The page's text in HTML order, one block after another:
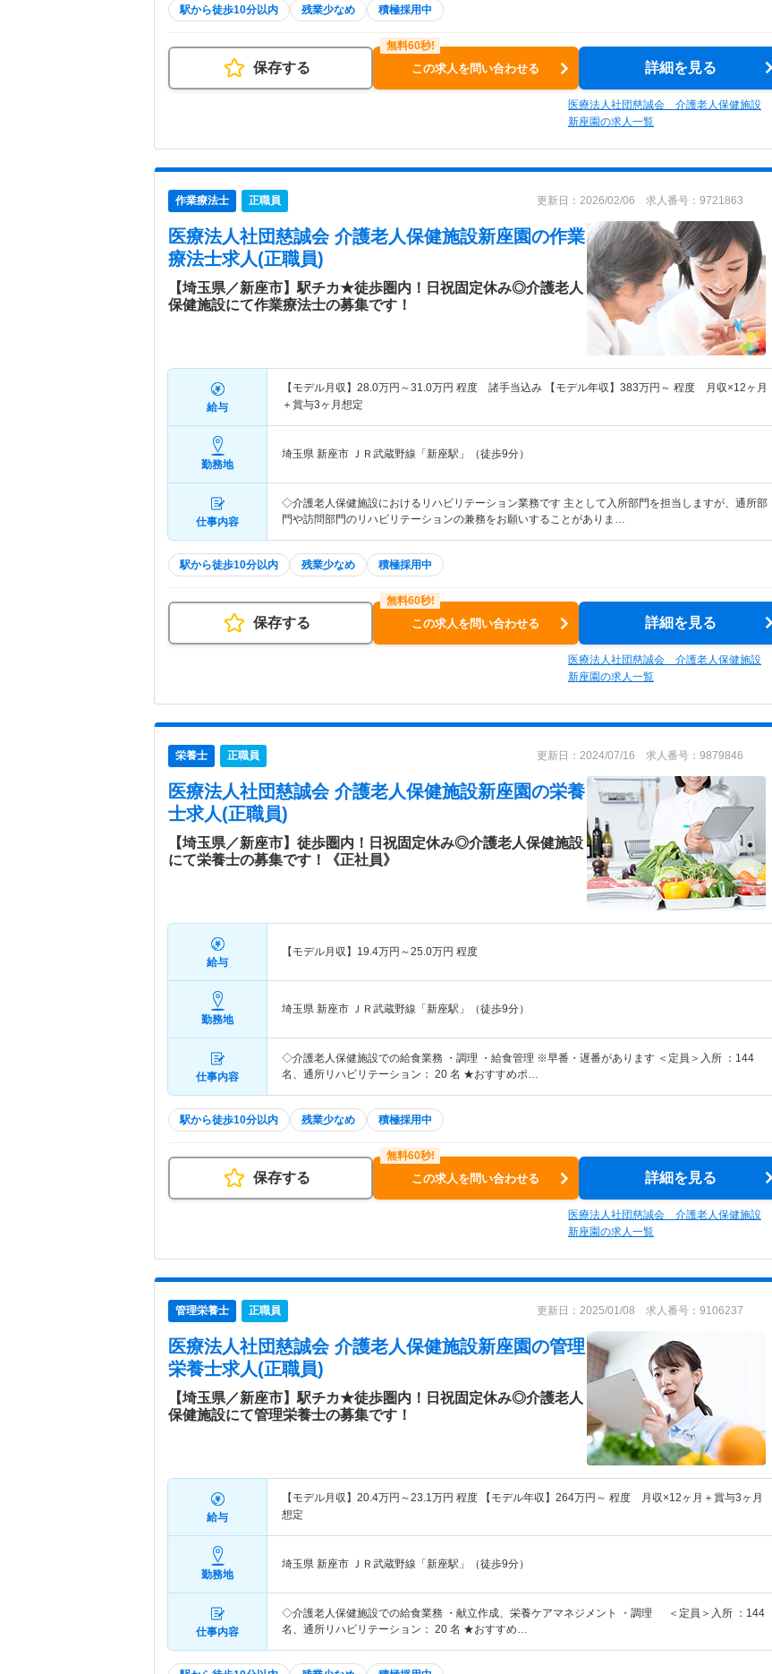
駅から徒歩10分以内 残業少なめ 積極採用中
保存する この求人を問い合わせる 詳細を見る
医療法人社団慈誠会 介護老人保健施設
新座園の求人一覧
作業療法士 正職員 更新日：2026/02/06 求人番号：9721863
医療法人社団慈誠会 介護老人保健施設新座園の作業
療法士求人(正職員)
【埼玉県／新座市】駅チカ★徒歩圏内！日祝固定休み◎介護老人
保健施設にて作業療法士の募集です！
給与
【モデル月収】 28.0万円～31.0万円 程度 諸手当込み 【モデル年収】 383万円～ 程度 月収×12ヶ月
＋賞与3ヶ月想定
勤務地
埼玉県 新座市 ＪＲ武蔵野線「新座駅」（徒歩9分）
仕事内容
◇介護老人保健施設におけるリハビリテーション業務です 主として入所部門を担当しますが、通所部
門や訪問部門のリハビリテーションの兼務をお願いすることがありま…
駅から徒歩10分以内 残業少なめ 積極採用中
保存する この求人を問い合わせる 詳細を見る
医療法人社団慈誠会 介護老人保健施設
新座園の求人一覧
栄養士 正職員 更新日：2024/07/16 求人番号：9879846
医療法人社団慈誠会 介護老人保健施設新座園の栄養
士求人(正職員)
【埼玉県／新座市】徒歩圏内！日祝固定休み◎介護老人保健施設
にて栄養士の募集です！《正社員》
給与
【モデル月収】 19.4万円～25.0万円 程度
勤務地
埼玉県 新座市 ＪＲ武蔵野線「新座駅」（徒歩9分）
仕事内容
◇介護老人保健施設での給食業務 ・調理 ・給食管理 ※早番・遅番があります ＜定員＞入所 ：144
名、通所リハビリテーション： 20 名 ★おすすめポ…
駅から徒歩10分以内 残業少なめ 積極採用中
保存する この求人を問い合わせる 詳細を見る
医療法人社団慈誠会 介護老人保健施設
新座園の求人一覧
管理栄養士 正職員 更新日：2025/01/08 求人番号：9106237
医療法人社団慈誠会 介護老人保健施設新座園の管理
栄養士求人(正職員)
【埼玉県／新座市】駅チカ★徒歩圏内！日祝固定休み◎介護老人
保健施設にて管理栄養士の募集です！
給与
【モデル月収】 20.4万円～23.1万円 程度 【モデル年収】 264万円～ 程度 月収×12ヶ月＋賞与3ヶ月
想定
勤務地
埼玉県 新座市 ＪＲ武蔵野線「新座駅」（徒歩9分）
仕事内容
◇介護老人保健施設での給食業務 ・献立作成、栄養ケアマネジメント ・調理 ＜定員＞入所 ：144
名、通所リハビリテーション： 20 名 ★おすすめ…